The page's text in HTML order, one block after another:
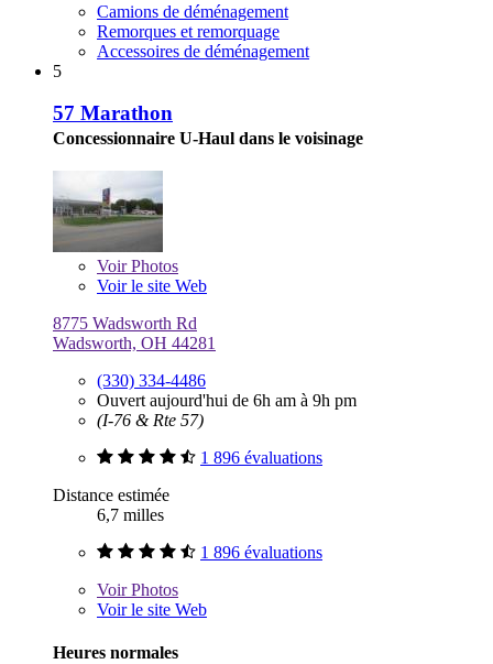
Camions de déménagement
Remorques et remorquage
Accessoires de déménagement
5
57 Marathon
Concessionnaire U-Haul dans le voisinage
VoirPhotos
Voir le site Web
8775 Wadsworth Rd
Wadsworth, OH 44281
(330) 334-4486
Ouvert aujourd'hui de 6h am à 9h pm
(I-76 & Rte 57)
1 896 évaluations
Distance estimée
6,7 milles
1 896 évaluations
VoirPhotos
Voir le site Web
Heures normales